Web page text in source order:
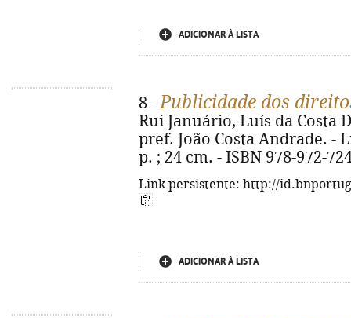
ADICIONAR À LISTA
8 -Publicidade dos
Rui Januário, Luís da Costa
pref. João Costa Andrade. -
p. ; 24 cm. - ISBN 978-972-
Link persistente: http://
ADICIONAR À LISTA